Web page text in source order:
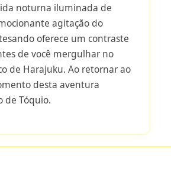
noturna iluminada de
agitação do
oferece um contraste
de você mergulhar no
de Harajuku. Ao retornar ao
desta aventura
de Tóquio.